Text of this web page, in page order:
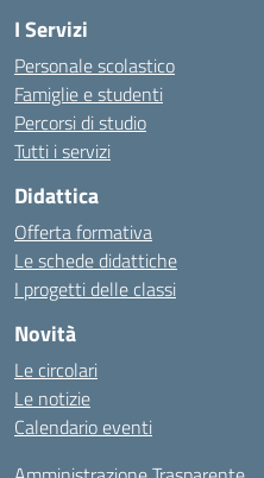
I Servizi
Personale scolastico
Famiglie e studenti
Percorsi di studio
Tutti i servizi
Didattica
Offerta formativa
Le schede didattiche
I progetti delle classi
Novità
Le circolari
Le notizie
Calendario eventi